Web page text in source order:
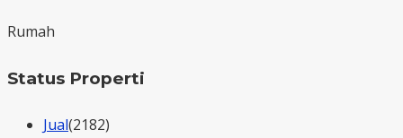
Rumah
Status Properti
Jual(2182)